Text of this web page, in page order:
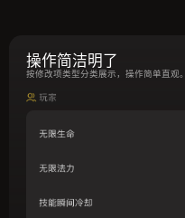
操作简洁明了
按修改项类型分类展示，操作简单直观。